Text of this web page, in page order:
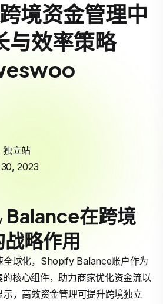
境资金管理中
与效率策略
独立站
2023
Balance在跨境
略作用
全球化，Shopify Balance账户作为
核心组件，助力商家优化资金流以
，高效资金管理可提升跨境独立